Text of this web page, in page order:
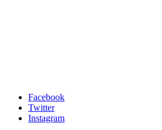
Facebook
Twitter
Instagram